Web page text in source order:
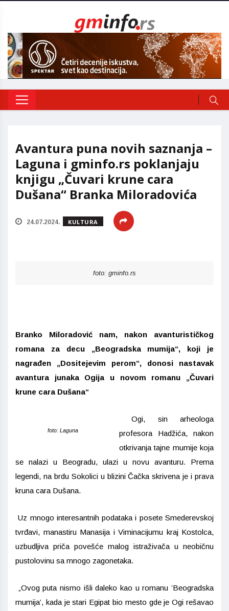
Avantura puna novih saznanja –
Laguna i gminfo.rs poklanjaju
knjigu „Čuvari krune cara
Dušana“ Branka Miloradovića
24.07.2024. KULTURA
foto: gminfo.rs
Branko Miloradović nam, nakon avanturističkog
romana za decu „Beogradska mumija“, koji je
nagrađen „Dositejevim perom“, donosi nastavak
avantura junaka Ogija u novom romanu „Čuvari
krune cara Dušana“
foto: Laguna
Ogi, sin arheologa
profesora Hadžića, nakon
otkrivanja tajne mumije koja
se nalazi u Beogradu, ulazi u novu avanturu. Prema
legendi, na brdu Sokolici u blizini Čačka skrivena je i prava
kruna cara Dušana.
Uz mnogo interesantnih podataka i posete Smederevskoj
tvrđavi, manastiru Manasija i Viminacijumu kraj Kostolca,
uzbudljiva priča povešće malog istraživača u neobičnu
pustolovinu sa mnogo zagonetaka.
„Ovog puta nismo išli daleko kao u romanu ’Beogradska
mumija’, kada je stari Egipat bio mesto gde je Ogi rešavao